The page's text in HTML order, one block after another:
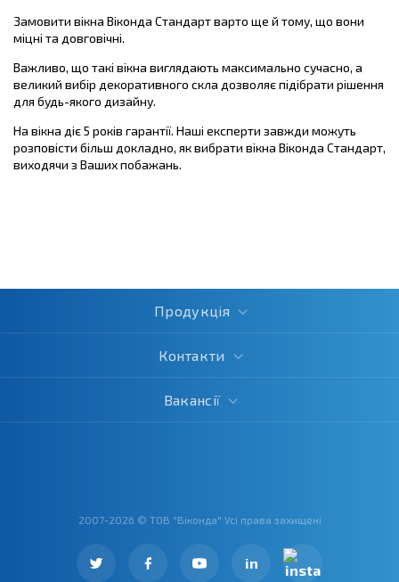
Замовити вікна Віконда Стандарт варто ще й тому, що вони
міцні та довговічні.
Важливо, що такі вікна виглядають максимально сучасно, а
великий вибір декоративного скла дозволяє підібрати рішення
для будь-якого дизайну.
На вікна діє 5 років гарантії. Наші експерти завжди можуть
розповісти більш докладно, як вибрати вікна Віконда Стандарт,
виходячи з Ваших побажань.
2007-2026 © ТОВ "Віконда" Усі права захищені
in
Продукція
Контакти
Вакансії